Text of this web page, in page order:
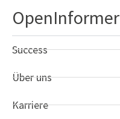
OpenInformer
Success
Über uns
Karriere